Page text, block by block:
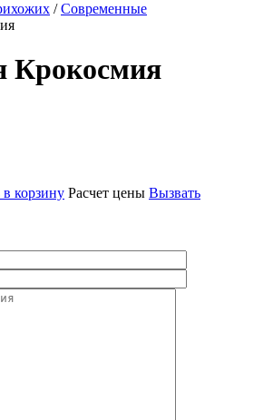
/Современные
Крокосмия
корзину Расчет цены Вызвать